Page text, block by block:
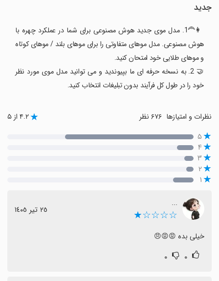
جدید
👩‍🦰1. مدل موی جدید هوش مصنوعی برای شما در عملکرد چهره با
هوش مصنوعی. مدل موهای متفاوتی را برای موهای بلند / موهای کوتاه
و موهای طلایی خود امتحان کنید.
🤝 2. به نسخه حرفه ای ما بپیوندید و می توانید مدل موی مورد نظر
خود را در طول کل فرآیند بدون تبلیغات انتخاب کنید.
نظرات و امتیازها ۴.۲ از ۵
۵
۴
۳
۲
۱
...
☆☆☆☆★ ٢٥ تیر ١٤٠٥
خیلی بده 😡😡😠
۰ ۰